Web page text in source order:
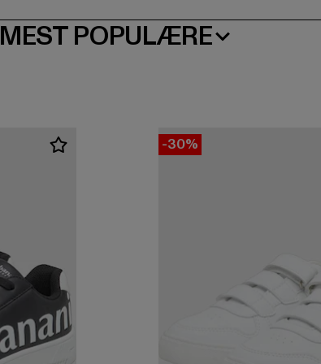
MEST POPULÆRE
-30%